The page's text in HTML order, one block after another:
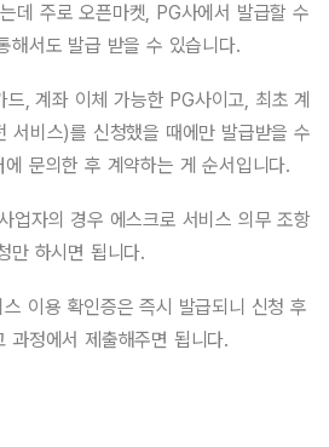
데 주로 오픈마켓, PG사에서 발급할 수
해서도 발급 받을 수 있습니다.
, 계좌 이체 가능한 PG사이고, 최초 계
서비스)를 신청했을 때에만 발급받을 수
문의한 후 계약하는 게 순서입니다.
업자의 경우 에스크로 서비스 의무 조항
만 하시면 됩니다.
이용 확인증은 즉시 발급되니 신청 후
과정에서 제출해주면 됩니다.